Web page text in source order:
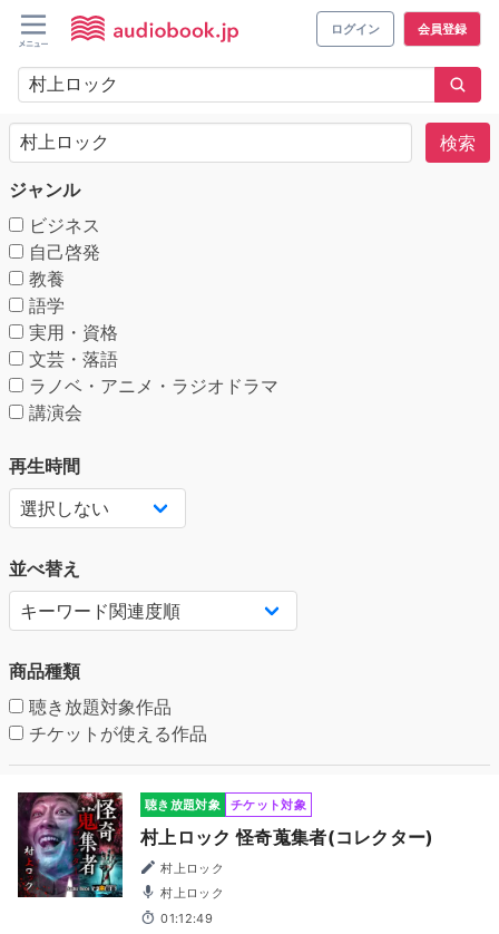
ログイン 会員登録
検索
ジャンル
ビジネス
自己啓発
教養
語学
実用・資格
文芸・落語
ラノベ・アニメ・ラジオドラマ
講演会
再生時間
並べ替え
商品種類
聴き放題対象作品
チケットが使える作品
聴き放題対象 チケット対象
村上ロック 怪奇蒐集者(コレクター)
村上ロック
村上ロック
01:12:49